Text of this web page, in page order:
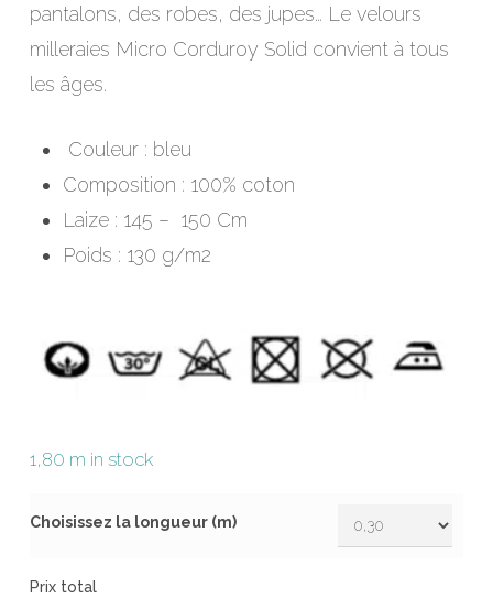
pantalons, des robes, des jupes… Le velours
milleraies Micro Corduroy Solid convient à tous
les âges.
Couleur : bleu
Composition : 100% coton
Laize : 145 – 150 Cm
Poids : 130 g/m2
1,80 m in stock
Choisissez la longueur (m)
Prix total